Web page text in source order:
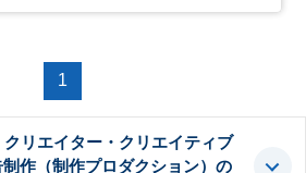
1
リエイター・クリエイティブ
作（制作プロダクション）の